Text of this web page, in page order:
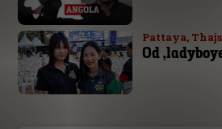
Pattaya,
Od